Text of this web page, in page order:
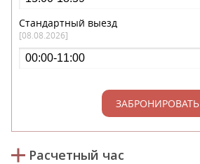
Стандартный выезд
[08.08.2026]
ЗАБРОНИРОВАТЬ
Расчетный час